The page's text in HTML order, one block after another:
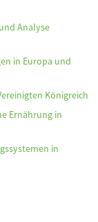
Analyse
in Europa und
Königreich
Ernährung in
in